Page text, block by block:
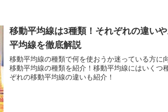
移動平均線は3種類！それぞれの違い
平均線を徹底解説
移動平均線の種類で何を使おうか迷っている方に
移動平均線の種類を紹介！移動平均線にはいくつ
ぞれの移動平均線の違いも紹介！